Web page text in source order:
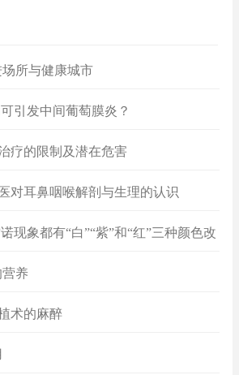
所与健康城市
引发中间葡萄膜炎？
疗的限制及潜在危害
对耳鼻咽喉解剖与生理的认识
现象都有“白”“紫”和“红”三种颜色改
养
术的麻醉